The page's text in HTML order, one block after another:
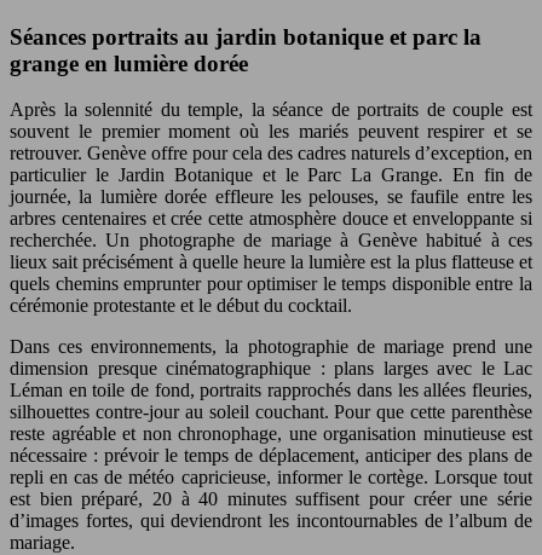
Séances portraits au jardin botanique et parc la
grange en lumière dorée
Après la solennité du temple, la séance de portraits de couple est
souvent le premier moment où les mariés peuvent respirer et se
retrouver. Genève offre pour cela des cadres naturels d’exception, en
particulier le Jardin Botanique et le Parc La Grange. En fin de
journée, la lumière dorée effleure les pelouses, se faufile entre les
arbres centenaires et crée cette atmosphère douce et enveloppante si
recherchée. Un photographe de mariage à Genève habitué à ces
lieux sait précisément à quelle heure la lumière est la plus flatteuse et
quels chemins emprunter pour optimiser le temps disponible entre la
cérémonie protestante et le début du cocktail.
Dans ces environnements, la photographie de mariage prend une
dimension presque cinématographique : plans larges avec le Lac
Léman en toile de fond, portraits rapprochés dans les allées fleuries,
silhouettes contre-jour au soleil couchant. Pour que cette parenthèse
reste agréable et non chronophage, une organisation minutieuse est
nécessaire : prévoir le temps de déplacement, anticiper des plans de
repli en cas de météo capricieuse, informer le cortège. Lorsque tout
est bien préparé, 20 à 40 minutes suffisent pour créer une série
d’images fortes, qui deviendront les incontournables de l’album de
mariage.